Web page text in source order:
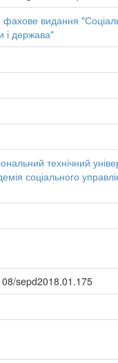
фахове видання
і держава"
технічний
соціального
sepd2018.01.175